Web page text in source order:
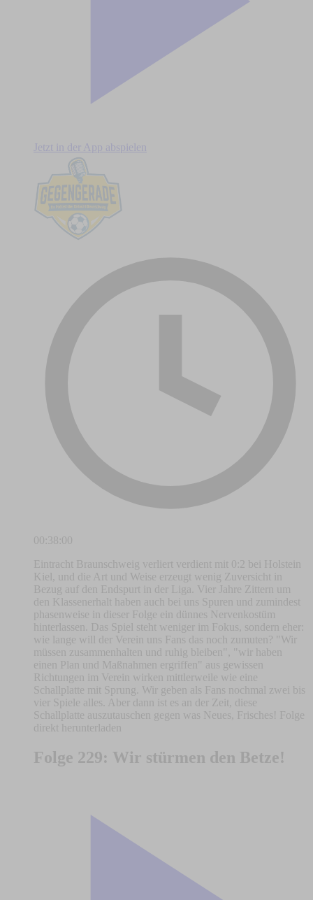
Jetzt in der App abspielen
00:38:00
Eintracht Braunschweig verliert verdient mit 0:2 bei Holstein
Kiel, und die Art und Weise erzeugt wenig Zuversicht in
Bezug auf den Endspurt in der Liga. Vier Jahre Zittern um
den Klassenerhalt haben auch bei uns Spuren und zumindest
phasenweise in dieser Folge ein dünnes Nervenkostüm
hinterlassen. Das Spiel steht weniger im Fokus, sondern eher:
wie lange will der Verein uns Fans das noch zumuten? "Wir
müssen zusammenhalten und ruhig bleiben", "wir haben
einen Plan und Maßnahmen ergriffen" aus gewissen
Richtungen im Verein wirken mittlerweile wie eine
Schallplatte mit Sprung. Wir geben als Fans nochmal zwei bis
vier Spiele alles. Aber dann ist es an der Zeit, diese
Schallplatte auszutauschen gegen was Neues, Frisches! Folge
direkt herunterladen
Folge 229: Wir stürmen den Betze!